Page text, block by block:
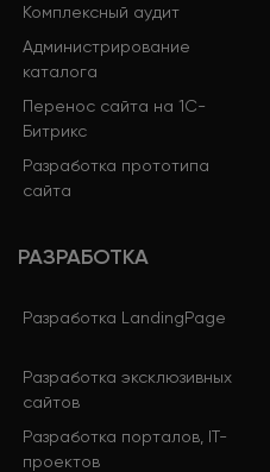
Комплексный аудит
Администрирование
каталога
Перенос сайта на 1С-
Битрикс
Разработка прототипа
сайта
РАЗРАБОТКА
Разработка LandingPage
Разработка эксклюзивных
сайтов
Разработка порталов, IT-
проектов